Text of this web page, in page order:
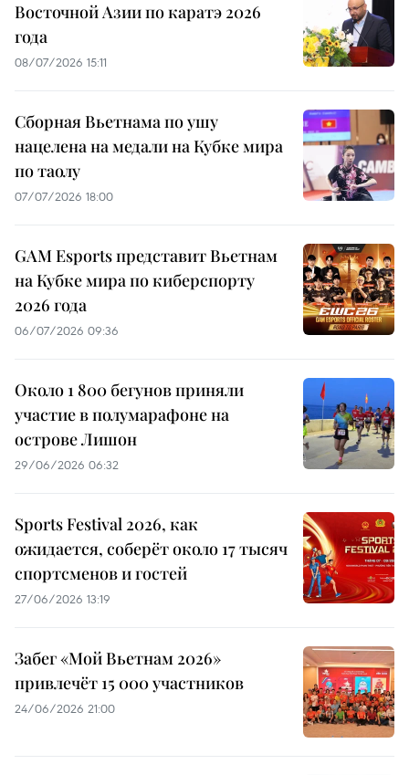
Восточной Азии по каратэ 2026
года
08/07/2026 15:11
Сборная Вьетнама по ушу
нацелена на медали на Кубке мира
по таолу
07/07/2026 18:00
GAM Esports представит Вьетнам
на Кубке мира по киберспорту
2026 года
06/07/2026 09:36
Около 1 800 бегунов приняли
участие в полумарафоне на
острове Лишон
29/06/2026 06:32
Sports Festival 2026, как
ожидается, соберёт около 17 тысяч
спортсменов и гостей
27/06/2026 13:19
Забег «Мой Вьетнам 2026»
привлечёт 15 000 участников
24/06/2026 21:00